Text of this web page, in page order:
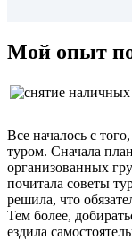
Мой опыт
Все началось с
туром. Сначала
организованных
почитала советы
решила, что
Тем более,
ездила